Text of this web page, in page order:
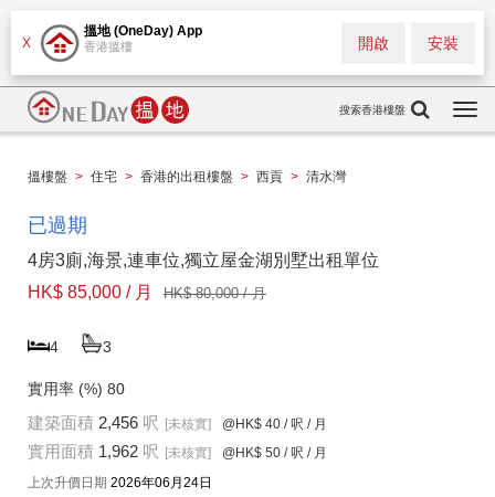
X
搵地 (OneDay) App
香港搵樓 安裝
開啟
搜索香港樓盤
搵樓盤 > 住宅 > 香港的出租樓盤 > 西貢 > 清水灣
已過期
4房3廁,海景,連車位,獨立屋金湖別墅出租單位
HK$ 85,000 / 月
HK$ 80,000 / 月
4 3
實用率 (%) 80
建築面積 2,456 呎 [未核實] @HK$ 40 / 呎 / 月
實用面積 1,962 呎 [未核實] @HK$ 50 / 呎 / 月
上次升價日期 2026年06月24日